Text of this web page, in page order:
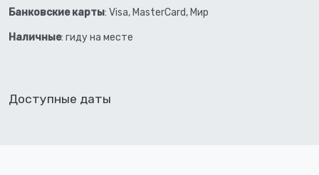
Банковские карты: Visa, MasterCard, Мир
Наличные: гиду на месте
Доступные даты